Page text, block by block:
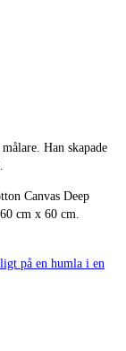
Han skapade
Canvas Deep
cm x 60 cm.